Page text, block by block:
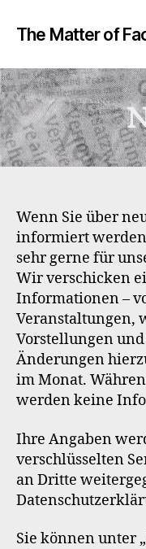
The Matter of
Wenn Sie über
informiert werden
sehr gerne für
Wir verschicken
Informationen –
Veranstaltungen,
Vorstellungen
Änderungen
im Monat.
werden keine
Ihre Angaben
verschlüsselten
an Dritte
Sie können unter